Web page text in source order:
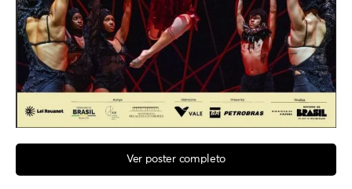
Ver poster completo